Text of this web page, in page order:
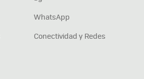
WhatsApp
Conectividad y Redes